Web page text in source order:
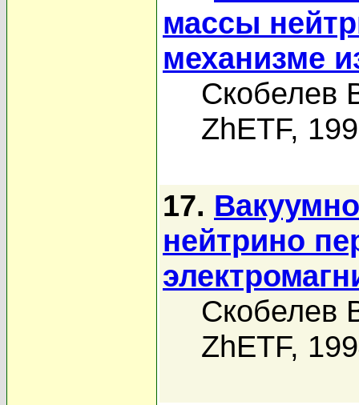
массы
механизме
Скобелев
ZhETF,
17.
нейтрино
Скобелев
ZhETF,